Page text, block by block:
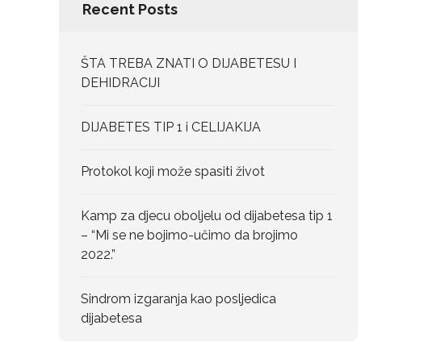
Recent Posts
ŠTA TREBA ZNATI O DIJABETESU I
DEHIDRACIJI
DIJABETES TIP 1 i CELIJAKIJA
Protokol koji može spasiti život
Kamp za djecu oboljelu od dijabetesa tip 1
– “Mi se ne bojimo-učimo da brojimo
2022.”
Sindrom izgaranja kao posljedica
dijabetesa